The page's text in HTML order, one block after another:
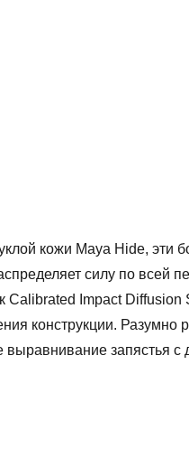
кожи Maya Hide, эти
силу по всей
Calibrated Impact
конструкции. Разумно
запястья